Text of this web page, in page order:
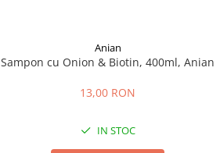
Anian
Sampon cu Onion & Biotin, 400ml, Anian
13,00 RON
IN STOC